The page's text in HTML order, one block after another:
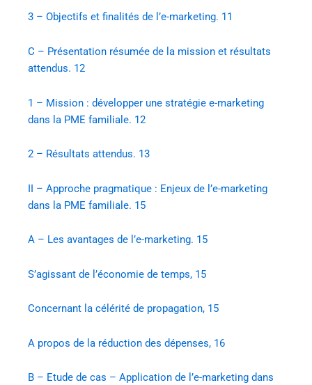
3 – Objectifs et finalités de l’e-marketing. 11
C – Présentation résumée de la mission et résultats
attendus. 12
1 – Mission : développer une stratégie e-marketing
dans la PME familiale. 12
2 – Résultats attendus. 13
II – Approche pragmatique : Enjeux de l’e-marketing
dans la PME familiale. 15
A – Les avantages de l’e-marketing. 15
S’agissant de l’économie de temps, 15
Concernant la célérité de propagation, 15
A propos de la réduction des dépenses, 16
B – Etude de cas – Application de l’e-marketing dans